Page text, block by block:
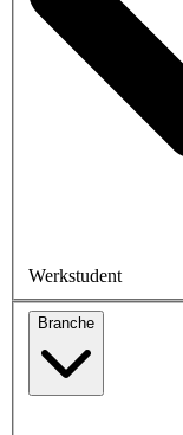
Werkstudent
Branche